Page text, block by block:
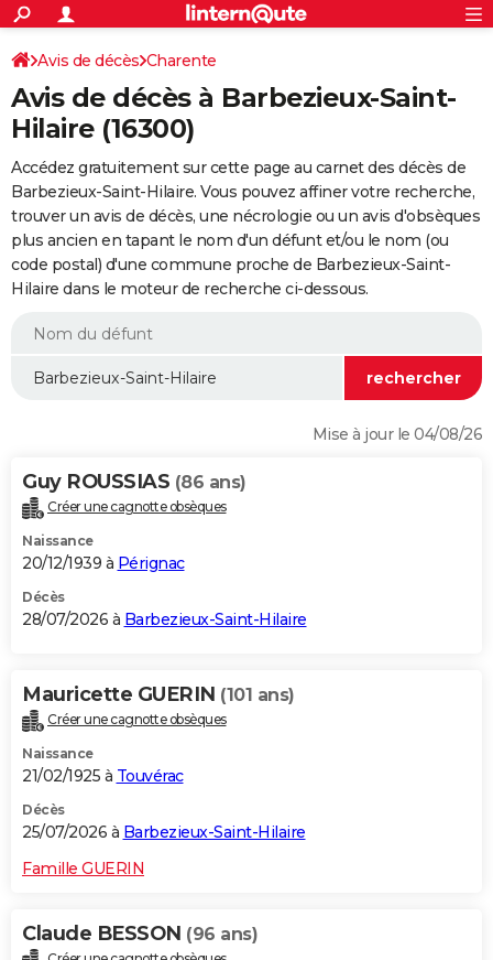
ACTUALITÉS
Politique
Société
Faits Divers
Education
Monde
Villes
+
SPORT
Coupe du monde 2026
Football
Tennis
Cyclisme
Rugby
Forum
CULTURE
FINANCE
Retraite
Impôts
Epargne
Immobilier
Risques naturels par ville
Banque
Assurance
Crédit
Essais
Réserver un essai
Citadines
Berlines
SUV
Forum auto
+
HIGH-TECH
Mobiles
Meilleur smartphone
Internet
Ordinateurs
Jeux vidéo
Guide high-tech
+BRICOLAGE
Forum
Aménagement intérieur
Extérieur
Cuisine
Salle de bains
Jardinage
Rangement
WEEK-END
Guides de France
Escapades
Patrimoine
Expositions
Musées
Week-end nature
LIFESTYLE
Alimentation
Guide de la santé
Maladies
Médicaments
Sommeil
VOYAGE
Destinations
City break
Voyage nature
Voyage de noces
Forum
Climat
+PHOTO
GUIDES D'ACHAT
BONS PLANS
Carte de Noël
Carte Bonne année
Carte Saint-Valentin
Carte Pâques
Carte d'anniversaire
DICTIONNAIRE
PROGRAMME TV
COPAINS D'AVANT
S'inscrire
Se connecter
Lycées
Collèges
Primaires
Universités
Entreprises
Service militaire
Avis de recherche
AVIS DE DÉCÈS
FORUM
Connexion
Avis de décès Charente
Avis de décès à Barbezieux-Saint-
Hilaire (16300)
Accédez gratuitement sur cette page au carnet des décès de
Barbezieux-Saint-Hilaire. Vous pouvez affiner votre recherche,
trouver un avis de décès, une nécrologie ou un avis d'obsèques
plus ancien en tapant le nom d'un défunt et/ou le nom (ou
code postal) d'une commune proche de Barbezieux-Saint-
Hilaire dans le moteur de recherche ci-dessous.
Mise à jour le 04/08/26
Guy ROUSSIAS (86 ans)
Créer une cagnotte obsèques
Naissance
20/12/1939 à Pérignac
Décès
28/07/2026 à Barbezieux-Saint-Hilaire
Mauricette GUERIN (101 ans)
Créer une cagnotte obsèques
Naissance
21/02/1925 à Touvérac
Décès
25/07/2026 à Barbezieux-Saint-Hilaire
Famille GUERIN
Claude BESSON (96 ans)